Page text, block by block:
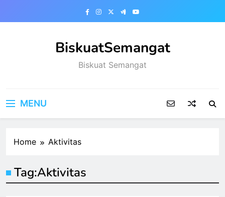
BiskuatSemangat
Biskuat Semangat
MENU
Home Aktivitas
Tag:Aktivitas